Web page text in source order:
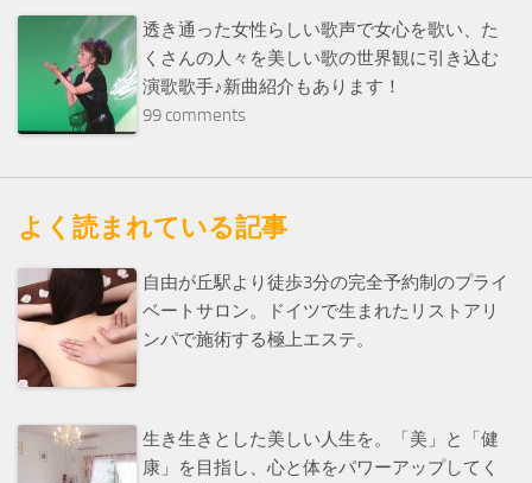
透き通った女性らしい歌声で女心を歌い、た
くさんの人々を美しい歌の世界観に引き込む
演歌歌手♪新曲紹介もあります！
99 comments
よく読まれている記事
自由が丘駅より徒歩3分の完全予約制のプライ
ベートサロン。ドイツで生まれたリストアリ
ンパで施術する極上エステ。
生き生きとした美しい人生を。「美」と「健
康」を目指し、心と体をパワーアップしてく